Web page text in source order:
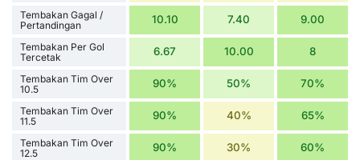
Tembakan Gagal /
Pertandingan
10.10 7.40 9.00
Tembakan Per Gol
Tercetak
6.67 10.00 8
Tembakan Tim Over
10.5
90% 50% 70%
Tembakan Tim Over
11.5
90% 40% 65%
Tembakan Tim Over
12.5
90% 30% 60%